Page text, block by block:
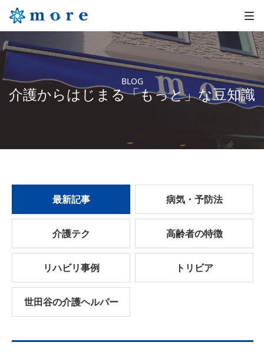
BLOG
介護からはじまる「もっと」な豆知識
最新記事 病気・予防法
介護テク 高齢者の特徴
リハビリ事例 トリビア
世田谷の介護ヘルパー